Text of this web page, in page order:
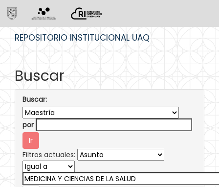
REPOSITORIO INSTITUCIONAL UAQ
Buscar
Buscar:
por
Filtros actuales: